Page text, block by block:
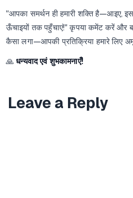
"आपका समर्थन ही हमारी शक्ति है—आइए,
ऊँचाइयों तक पहुँचाएं!" कृपया कमेंट करें और
कैसा लगा—आपकी प्रतिक्रिया हमारे लिए
🙏धन्यवाद एवं शुभकामनाएँ!
Leave a Reply